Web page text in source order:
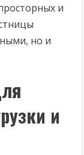
и
но и
и